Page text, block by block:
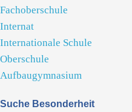
Fachoberschule
Internat
Internationale Schule
Oberschule
Aufbaugymnasium
Suche Besonderheit